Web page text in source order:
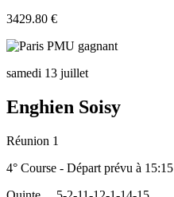
3429.80 €
samedi 13 juillet
Enghien Soisy
Réunion 1
4° Course - Départ prévu à 15:15